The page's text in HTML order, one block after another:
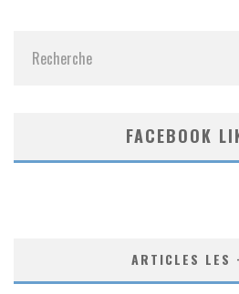
FACEBOOK
ARTICLES LES